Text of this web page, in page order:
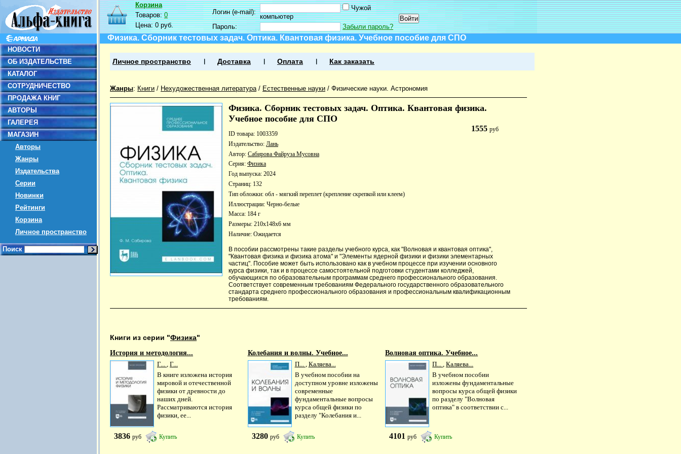
НОВОСТИ
ОБ ИЗДАТЕЛЬСТВЕ
КАТАЛОГ
СОТРУДНИЧЕСТВО
ПРОДАЖА КНИГ
АВТОРЫ
ГАЛЕРЕЯ
МАГАЗИН
Авторы
Жанры
Издательства
Серии
Новинки
Рейтинги
Корзина
Личное пространство
Поиск
Корзина
Товаров:0
Цена:0 руб.
Логин (e-mail):
Чужой
компьютер
Пароль:
Забыли пароль?
Физика. Сборник тестовых задач. Оптика. Квантовая физика. Учебное пособие для СПО
Личное пространство Доставка Оплата Как заказать
Жанры: Книги / Нехудожественная литература/ Естественные науки / Физические науки. Астрономия
Физика. Сборник тестовых задач. Оптика. Квантовая физика.
Учебное пособие для СПО
1555руб
ID товара: 1003359
Издательство: Лань
Автор: Сабирова Файруза Мусовна
Серия: Физика
Год выпуска: 2024
Страниц: 132
Тип обложки: обл - мягкий переплет (крепление скрепкой или клеем)
Иллюстрации: Черно-белые
Масса: 184 г
Размеры: 210x148x6 мм
Наличие: Ожидается
В пособии рассмотрены такие разделы учебного курса, как "Волновая и квантовая оптика",
"Квантовая физика и физика атома" и "Элементы ядерной физики и физики элементарных
частиц". Пособие может быть использовано как в учебном процессе при изучении основного
курса физики, так и в процессе самостоятельной подготовки студентами колледжей,
обучающихся по образовательным программам среднего профессионального образования.
Соответствует современным требованиям Федерального государственного образовательного
стандарта среднего профессионального образования и профессиональным квалификационным
требованиям.
Книги из серии "Физика"
История и методология...
Г...
Г...
В книге изложена история
мировой и отечественной
физики от древности до
наших дней.
Рассматриваются история
физики, ее...
3836 руб Купить
Колебания и волны. Учебное...
П...
Каляева...
В учебном пособии на
доступном уровне изложены
современные
фундаментальные вопросы
курса общей физики по
разделу "Колебания и...
3280 руб Купить
Волновая оптика. Учебное...
П...
,Каляева...
В учебном пособии
изложены фундаментальные
вопросы курса общей физики
по разделу "Волновая
оптика" в соответствии с...
4101руб Купить